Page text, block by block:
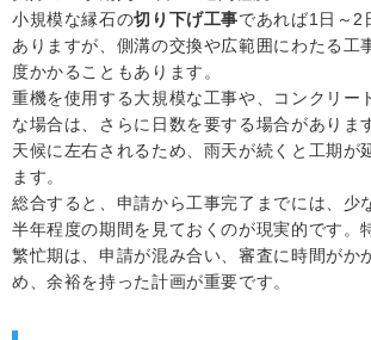
小規模な縁石の切り下げ工事であれば1日～2
ありますが、側溝の交換や広範囲にわたる工
度かかることもあります。
重機を使用する大規模な工事や、コンクリー
な場合は、さらに日数を要する場合がありま
天候に左右されるため、雨天が続くと工期が
ます。
総合すると、申請から工事完了までには、少
半年程度の期間を見ておくのが現実的です。
繁忙期は、申請が混み合い、審査に時間がか
め、余裕を持った計画が重要です。